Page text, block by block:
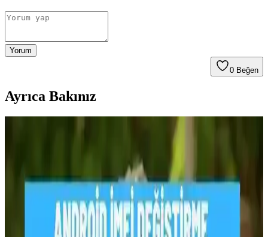
Yorum
0 Beğen
Ayrıca Bakınız
Redmi Note 13 IMEI Öğrenme ve Kontrol İşlemleri
Redmi Note 13 IMEI numarasını öğrenmek ve telefon güvenliğinizi
sağlamak için çeşitli yöntemler ve dikkat edilmesi gereken noktalar
hakkında bilgilendirici rehber.
Yurt Dışından Getirilen Telefonların 180 Gün
Kullanım Süresi ve Yasal İşlemler